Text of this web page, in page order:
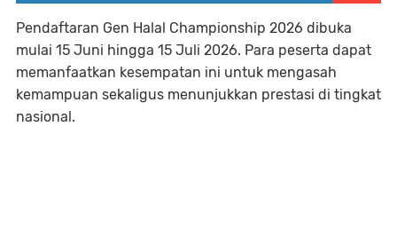
Pendaftaran Gen Halal Championship 2026 dibuka
mulai 15 Juni hingga 15 Juli 2026. Para peserta dapat
memanfaatkan kesempatan ini untuk mengasah
kemampuan sekaligus menunjukkan prestasi di tingkat
nasional.